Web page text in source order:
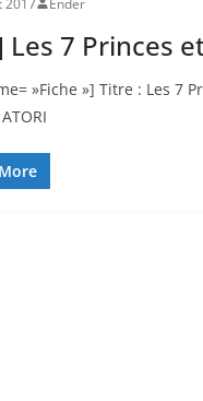
Les 7 Princes
»Fiche »] Titre : Les 7